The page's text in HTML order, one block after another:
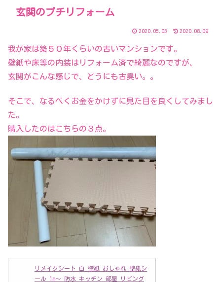
玄関のプチリフォーム
2020.05.03 2020.08.09
我が家は築５０年くらいの古いマンションです。
壁紙や床等の内装はリフォーム済で綺麗なのですが、
玄関がこんな感じで、どうにも古臭い。。
そこで、なるべくお金をかけずに見た目を良くしてみまし
た。
購入したのはこちらの３点。
リメイクシート 白 壁紙 おしゃれ 壁紙シ
ール 1m～ 防水 キッチン 部屋 リビング